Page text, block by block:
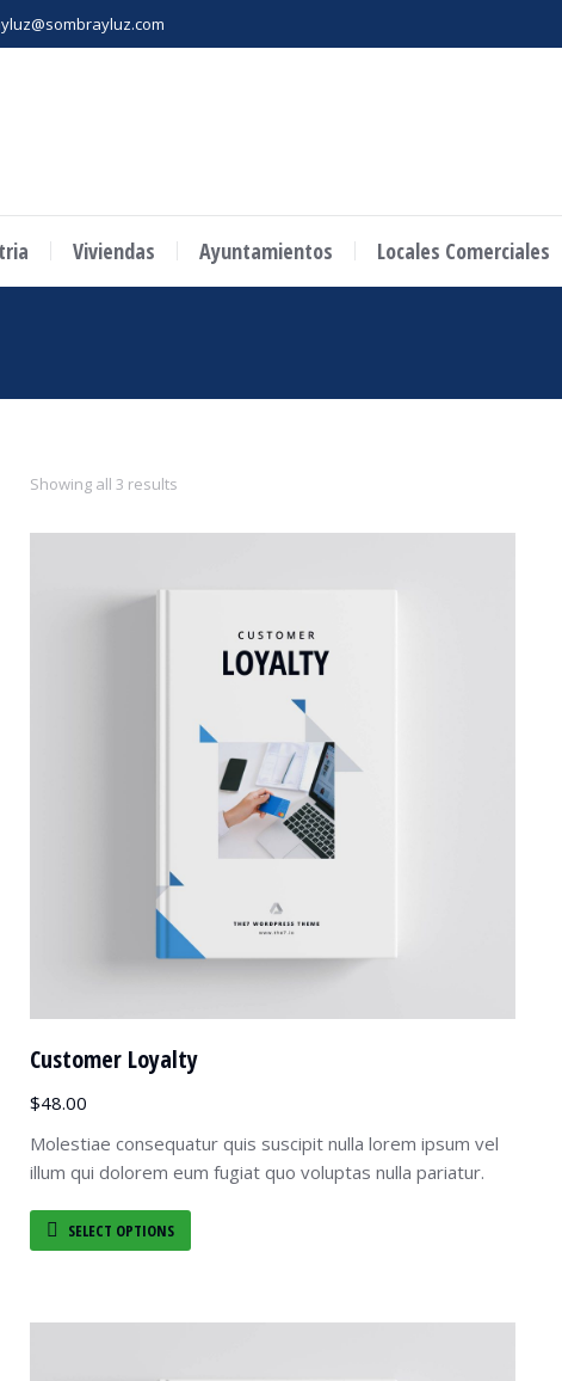
Viviendas Ayuntamientos Locales Comerciales
Showing all 3 results
Customer Loyalty
$48.00
Molestiae consequatur quis suscipit nulla lorem ipsum vel
illum qui dolorem eum fugiat quo voluptas nulla pariatur.
SELECT OPTIONS